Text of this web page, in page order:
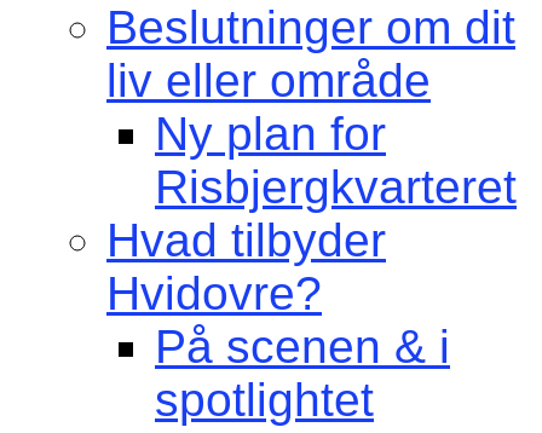
Beslutninger om dit
liv eller område
Ny plan for
Risbjergkvarteret
Hvad tilbyder
Hvidovre?
På scenen & i
spotlightet